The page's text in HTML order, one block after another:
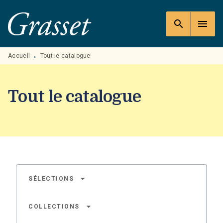
MENU RECHERCHE
PIED DE PAGE
search menu
Accueil • Tout le catalogue
Tout le catalogue
SÉLECTIONS arrow_drop_down
COLLECTIONS arrow_drop_down